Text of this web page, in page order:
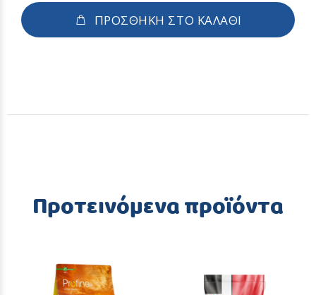
ΠΡΟΣΘΗΚΗ ΣΤΟ ΚΑΛΑΘΙ
Προτεινόμενα προϊόντα